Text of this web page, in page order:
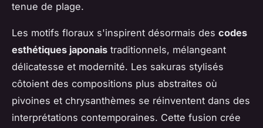
tenue de plage.
Les motifs floraux s'inspirent désormais des codes
esthétiques japonais traditionnels, mélangeant
délicatesse et modernité. Les sakuras stylisés
côtoient des compositions plus abstraites où
pivoines et chrysanthèmes se réinventent dans des
interprétations contemporaines. Cette fusion crée